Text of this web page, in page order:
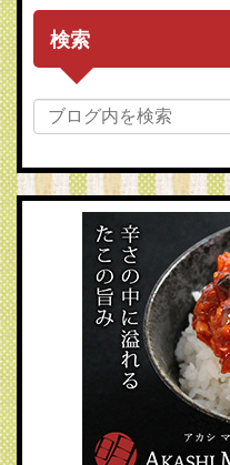
検索